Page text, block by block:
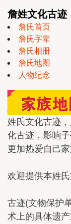
詹姓文化古迹
詹氏首页
詹氏字辈
詹氏相册
詹氏地图
人物纪念
姓氏文化古迹
化古迹，影响
更加热爱自己
欢迎提供本姓
古迹(文物保护
术上的具体遗